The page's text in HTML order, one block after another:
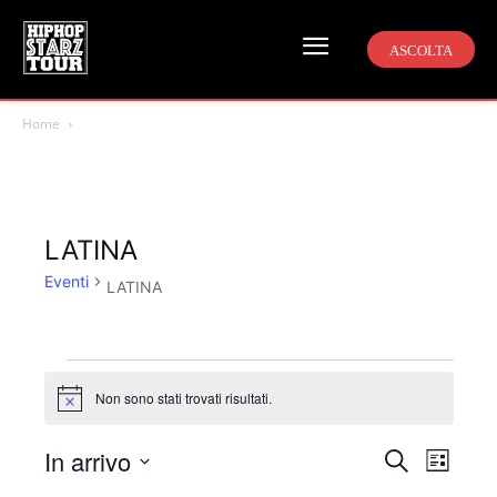
ASCOLTA
Home
LATINA
Eventi LATINA
Eventi
Notice Non sono stati trovati risultati.
Eventi
CercaLista
In arrivo